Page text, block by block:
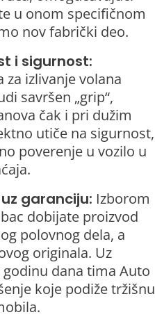
u onom specifičnom
nov fabrički deo.
i sigurnost:
za izlivanje volana
savršen „grip“,
čak i pri dužim
utiče na sigurnost,
poverenje u vozilo u
garanciju: Izborom
dobijate proizvod
polovnog dela, a
originala. Uz
dana tima Auto
koje podiže tržišnu